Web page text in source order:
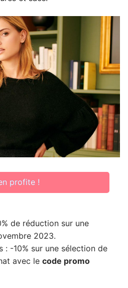
profite !
de réduction sur une
2023.
: -10% sur une sélection de
avec le code promo